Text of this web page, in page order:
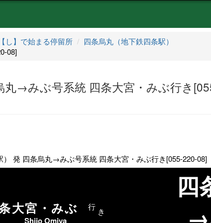
【し】で始まる停留所
四条烏丸（地下鉄四条駅）
08]
丸→みぶ号系統 四条大宮・みぶ行き
） 発 四条烏丸→みぶ号系統 四条大宮・みぶ行き[055-220-08]
四
大宮・みぶ 行 き
Shijo Omiya